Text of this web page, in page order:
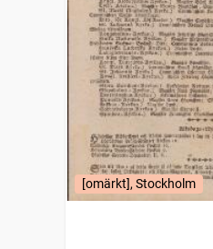
[omärkt], Stockholm